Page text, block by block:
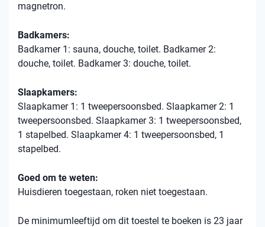
magnetron.
Badkamers:
Badkamer 1: sauna, douche, toilet. Badkamer 2:
douche, toilet. Badkamer 3: douche, toilet.
Slaapkamers:
Slaapkamer 1: 1 tweepersoonsbed. Slaapkamer 2: 1
tweepersoonsbed. Slaapkamer 3: 1 tweepersoonsbed,
1 stapelbed. Slaapkamer 4: 1 tweepersoonsbed, 1
stapelbed.
Goed om te weten:
Huisdieren toegestaan, roken niet toegestaan.
De minimumleeftijd om dit toestel te boeken is 23 jaar